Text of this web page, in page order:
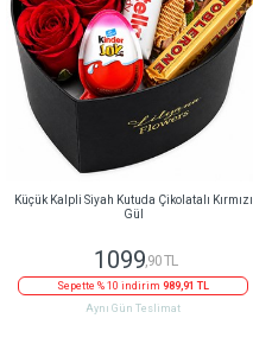
Küçük Kalpli Siyah Kutuda Çikolatalı Kırmızı
Gül
1099 ,90 TL
Sepette % 10 indirim 989,91 TL
Aynı Gün Teslimat